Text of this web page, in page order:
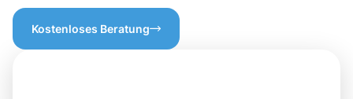
Kostenloses Beratung